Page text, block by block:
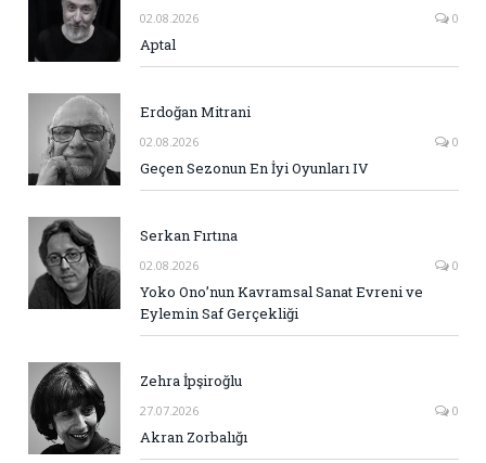
02.08.2026 0
Aptal
Erdoğan Mitrani
02.08.2026 0
Geçen Sezonun En İyi Oyunları IV
Serkan Fırtına
02.08.2026 0
Yoko Ono’nun Kavramsal Sanat Evreni ve
Eylemin Saf Gerçekliği
Zehra İpşiroğlu
27.07.2026 0
Akran Zorbalığı